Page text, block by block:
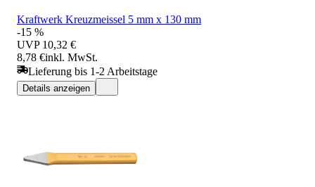
Kraftwerk Kreuzmeissel 5 mm x 130 mm
-15 %
UVP 10,32 €
8,78 €inkl. MwSt.
Lieferung bis 1-2 Arbeitstage
Details anzeigen